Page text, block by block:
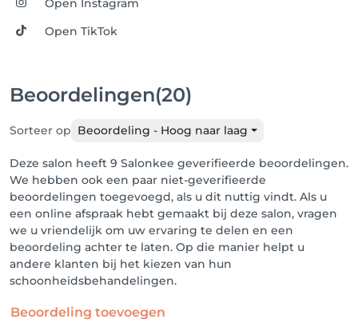
Open Instagram
Open TikTok
Beoordelingen(20)
Sorteer op Beoordeling - Hoog naar laag
Deze salon heeft 9 Salonkee geverifieerde beoordelingen.
We hebben ook een paar niet-geverifieerde
beoordelingen toegevoegd, als u dit nuttig vindt. Als u
een online afspraak hebt gemaakt bij deze salon, vragen
we u vriendelijk om uw ervaring te delen en een
beoordeling achter te laten. Op die manier helpt u
andere klanten bij het kiezen van hun
schoonheidsbehandelingen.
Beoordeling toevoegen